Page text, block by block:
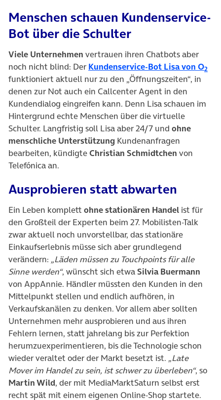
Menschen schauen Kundenservice-
Bot über die Schulter
Viele Unternehmen vertrauen ihren Chatbots aber
noch nicht blind: Der Kundenservice-Bot Lisa von O2
funktioniert aktuell nur zu den „Öffnungszeiten“, in
denen zur Not auch ein Callcenter Agent in den
Kundendialog eingreifen kann. Denn Lisa schauen im
Hintergrund echte Menschen über die virtuelle
Schulter. Langfristig soll Lisa aber 24/7 und ohne
menschliche Unterstützung Kundenanfragen
bearbeiten, kündigteChristian Schmidtchen von
Telefónica an.
Ausprobieren statt abwarten
Ein Leben komplett ohne stationären Handel ist für
den Großteil der Experten beim 27. Mobilisten-Talk
zwar aktuell noch unvorstellbar, das stationäre
Einkaufserlebnis müsse sich aber grundlegend
verändern: „Läden müssen zu Touchpoints für alle
Sinne werden“, wünscht sich etwaSilvia Buermann
von AppAnnie. Händler müssten den Kunden in den
Mittelpunkt stellen und endlich aufhören, in
Verkaufskanälen zu denken. Vor allem aber sollten
Unternehmen mehr ausprobieren und aus ihren
Fehlern lernen, statt jahrelang bis zur Perfektion
herumzuexperimentieren, bis die Technologie schon
wieder veraltet oder der Markt besetzt ist. „Late
Mover im Handel zu sein, ist schwer zu überleben“, so
Martin Wild, der mit MediaMarktSaturn selbst erst
recht spät mit einem eigenen Online-Shop startete.